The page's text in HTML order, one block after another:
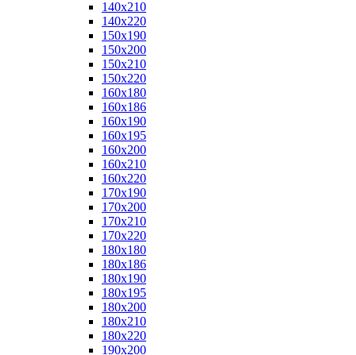
140x210
140x220
150x190
150x200
150x210
150x220
160x180
160x186
160x190
160x195
160x200
160x210
160x220
170x190
170x200
170x210
170x220
180x180
180x186
180x190
180x195
180x200
180x210
180x220
190x200